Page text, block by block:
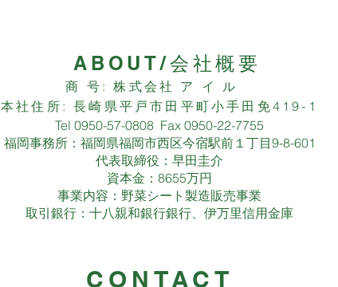
ABOUT/会社概要
商 号: 株式会社 ア イ ル
本社住所: 長崎県平戸市田平町小手田免419-1
Tel 0950-57-0808 Fax 0950-22-7755
福岡事務所：福岡県福岡市西区今宿駅前１丁目9-8-601
代表取締役：早田圭介
資本金：8655万円
事業内容：野菜シート製造販売事業
取引銀行：十八親和銀行銀行、伊万里信用金庫
CONTACT